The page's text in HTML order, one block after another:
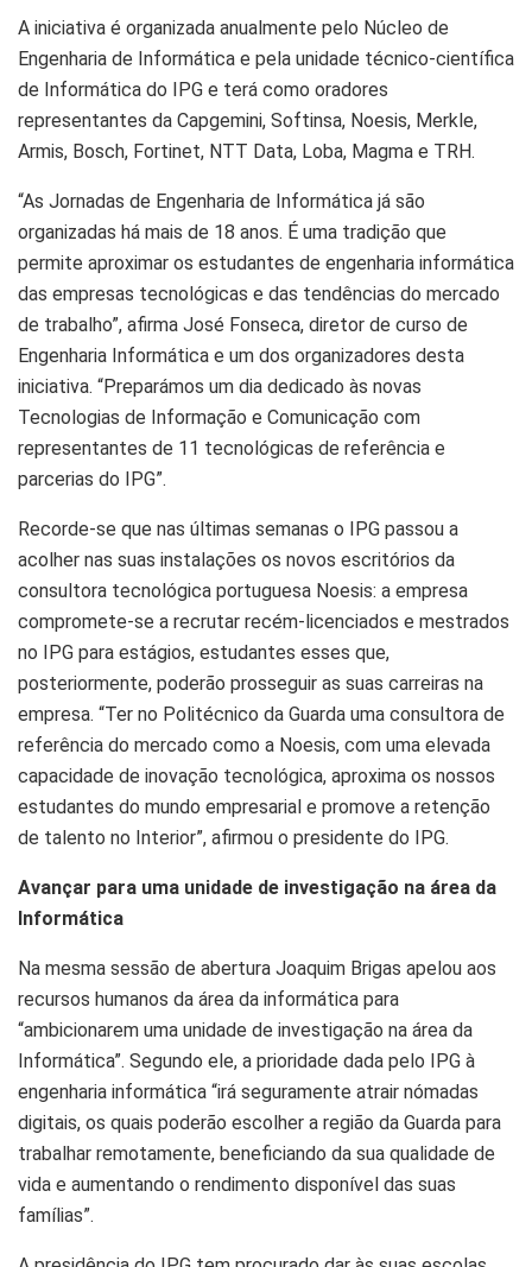
A iniciativa é organizada anualmente pelo Núcleo de
Engenharia de Informática e pela unidade técnico-científica
de Informática do IPG e terá como oradores
representantes da Capgemini, Softinsa, Noesis, Merkle,
Armis, Bosch, Fortinet, NTT Data, Loba, Magma e TRH.
“As Jornadas de Engenharia de Informática já são
organizadas há mais de 18 anos. É uma tradição que
permite aproximar os estudantes de engenharia informática
das empresas tecnológicas e das tendências do mercado
de trabalho”, afirma José Fonseca, diretor de curso de
Engenharia Informática e um dos organizadores desta
iniciativa. “Preparámos um dia dedicado às novas
Tecnologias de Informação e Comunicação com
representantes de 11 tecnológicas de referência e
parcerias do IPG”.
Recorde-se que nas últimas semanas o IPG passou a
acolher nas suas instalações os novos escritórios da
consultora tecnológica portuguesa Noesis: a empresa
compromete-se a recrutar recém-licenciados e mestrados
no IPG para estágios, estudantes esses que,
posteriormente, poderão prosseguir as suas carreiras na
empresa. “Ter no Politécnico da Guarda uma consultora de
referência do mercado como a Noesis, com uma elevada
capacidade de inovação tecnológica, aproxima os nossos
estudantes do mundo empresarial e promove a retenção
de talento no Interior”, afirmou o presidente do IPG.
Avançar para uma unidade de investigação na área da
Informática
Na mesma sessão de abertura Joaquim Brigas apelou aos
recursos humanos da área da informática para
“ambicionarem uma unidade de investigação na área da
Informática”. Segundo ele, a prioridade dada pelo IPG à
engenharia informática “irá seguramente atrair nómadas
digitais, os quais poderão escolher a região da Guarda para
trabalhar remotamente, beneficiando da sua qualidade de
vida e aumentando o rendimento disponível das suas
famílias”.